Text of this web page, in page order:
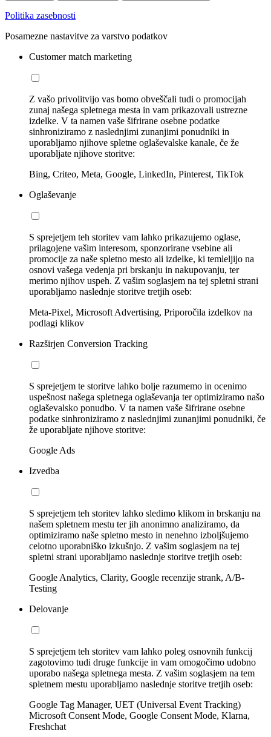
Politika zasebnosti
Posamezne nastavitve za varstvo podatkov
Customer match marketing
Z vašo privolitvijo vas bomo obveščali tudi o promocijah
zunaj našega spletnega mesta in vam prikazovali ustrezne
izdelke. V ta namen vaše šifrirane osebne podatke
sinhroniziramo z naslednjimi zunanjimi ponudniki in
uporabljamo njihove spletne oglaševalske kanale, če že
uporabljate njihove storitve:
Bing, Criteo, Meta, Google, LinkedIn, Pinterest, TikTok
Oglaševanje
S sprejetjem teh storitev vam lahko prikazujemo oglase,
prilagojene vašim interesom, sponzorirane vsebine ali
promocije za naše spletno mesto ali izdelke, ki temleljijo na
osnovi vašega vedenja pri brskanju in nakupovanju, ter
merimo njihov uspeh. Z vašim soglasjem na tej spletni strani
uporabljamo naslednje storitve tretjih oseb:
Meta-Pixel, Microsoft Advertising, Priporočila izdelkov na
podlagi klikov
Razširjen Conversion Tracking
S sprejetjem te storitve lahko bolje razumemo in ocenimo
uspešnost našega spletnega oglaševanja ter optimiziramo našo
oglaševalsko ponudbo. V ta namen vaše šifrirane osebne
podatke sinhroniziramo z naslednjimi zunanjimi ponudniki, če
že uporabljate njihove storitve:
Google Ads
Izvedba
S sprejetjem teh storitev lahko sledimo klikom in brskanju na
našem spletnem mestu ter jih anonimno analiziramo, da
optimiziramo naše spletno mesto in nenehno izboljšujemo
celotno uporabniško izkušnjo. Z vašim soglasjem na tej
spletni strani uporabljamo naslednje storitve tretjih oseb:
Google Analytics, Clarity, Google recenzije strank, A/B-
Testing
Delovanje
S sprejetjem teh storitev vam lahko poleg osnovnih funkcij
zagotovimo tudi druge funkcije in vam omogočimo udobno
uporabo našega spletnega mesta. Z vašim soglasjem na tem
spletnem mestu uporabljamo naslednje storitve tretjih oseb:
Google Tag Manager, UET (Universal Event Tracking)
Microsoft Consent Mode, Google Consent Mode, Klarna,
Freshchat